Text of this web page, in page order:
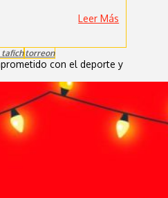
Leer Más
tafichtorreon
con el deporte y